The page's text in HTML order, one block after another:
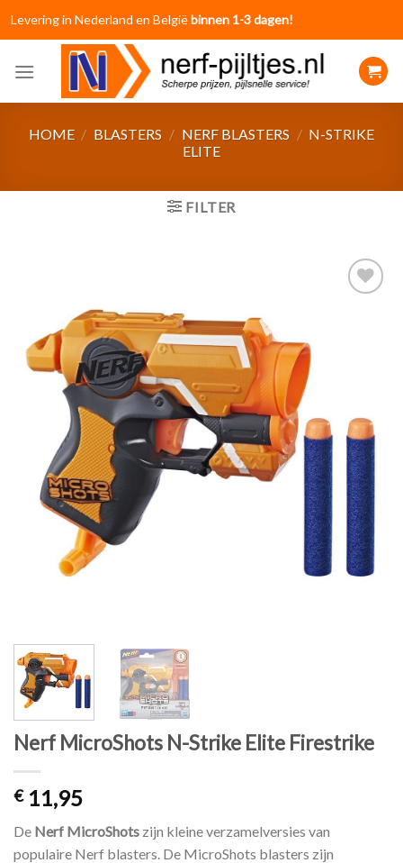
Levering in Nederland en Belgiëbinnen 1-3 dagen!
HOME / BLASTERS / NERF BLASTERS / N-STRIKE
ELITE
FILTER
Nerf MicroShots N-Strike Elite Firestrike
€11,95
De Nerf MicroShots zijn kleine verzamelversies van
populaire Nerf blasters. De MicroShots blasters zijn